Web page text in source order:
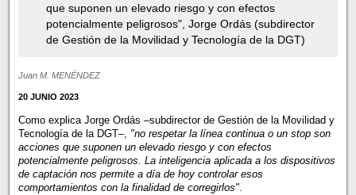
que suponen un elevado riesgo y con efectos
potencialmente peligrosos", Jorge Ordás (subdirector
de Gestión de la Movilidad y Tecnología de la DGT)
Juan M. MENÉNDEZ
20 JUNIO 2023
Como explica Jorge Ordás –subdirector de Gestión de la Movilidad y
Tecnología de la DGT–, "no respetar la línea continua o un stop son
acciones que suponen un elevado riesgo y con efectos
potencialmente peligrosos. La inteligencia aplicada a los dispositivos
de captación nos permite a día de hoy controlar esos
comportamientos con la finalidad de corregirlos".